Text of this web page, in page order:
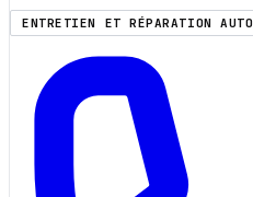
ENTRETIEN ET RÉPARATION AUTO